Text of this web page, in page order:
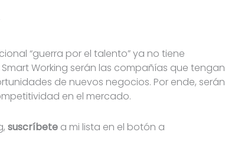
“guerra por el talento” ya no tiene
Working serán las compañías que tengan
de nuevos negocios. Por ende, serán
en el mercado.
suscríbete a mi lista en el botón a